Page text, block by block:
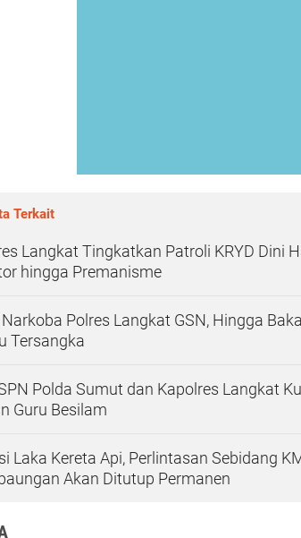
Terkait
Langkat Tingkatkan Patroli KRYD Dini
hingga Premanisme
Polres Langkat GSN, Hingga
Tersangka
Polda Sumut dan Kapolres Langkat
Guru Besilam
Laka Kereta Api, Perlintasan Sebidang
Akan Ditutup Permanen